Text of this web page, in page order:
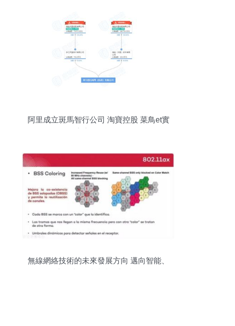
阿里成立斑馬智行公司 淘寶控股 菜鳥et實
無線網絡技術的未來發展方向 邁向智能、